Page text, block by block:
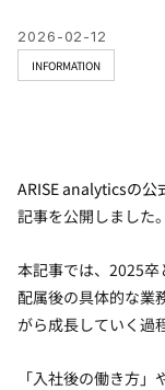
社員インタビュー
成長支援
キャリア開発
数字で見るARISE
INFORMATION
2026-02-12
ARISE analyticsの公
記事を公開しました。
本記事では、2025卒
配属後の具体的な業
がら成長していく過
「入社後の働き方